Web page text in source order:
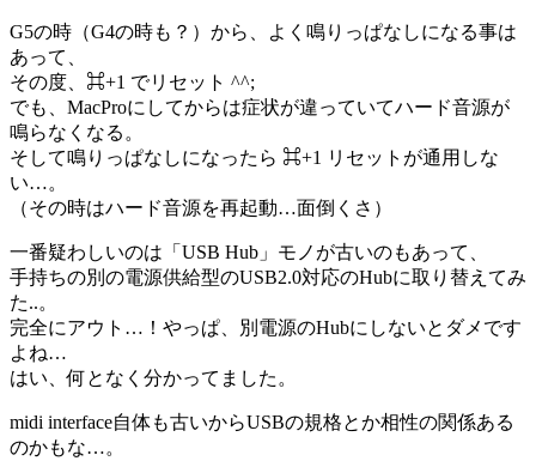
G5の時（G4の時も？）から、よく鳴りっぱなしになる事は
あって、
その度、⌘+1 でリセット ^^;
でも、MacProにしてからは症状が違っていてハード音源が
鳴らなくなる。
そして鳴りっぱなしになったら ⌘+1 リセットが通用しな
い…。
（その時はハード音源を再起動…面倒くさ）
一番疑わしいのは「USB Hub」モノが古いのもあって、
手持ちの別の電源供給型のUSB2.0対応のHubに取り替えてみ
た..。
完全にアウト…！やっぱ、別電源のHubにしないとダメです
よね…
はい、何となく分かってました。
midi interface自体も古いからUSBの規格とか相性の関係ある
のかもな…。